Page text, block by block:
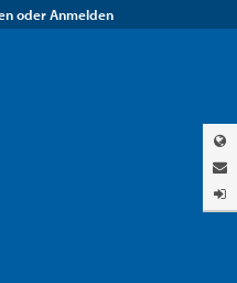
oder Anmelden